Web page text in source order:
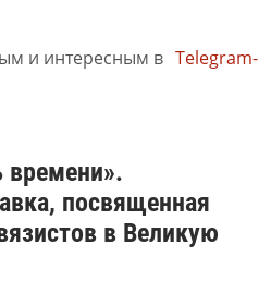
и интересным в Telegram-
времени».
посвященная
в Великую